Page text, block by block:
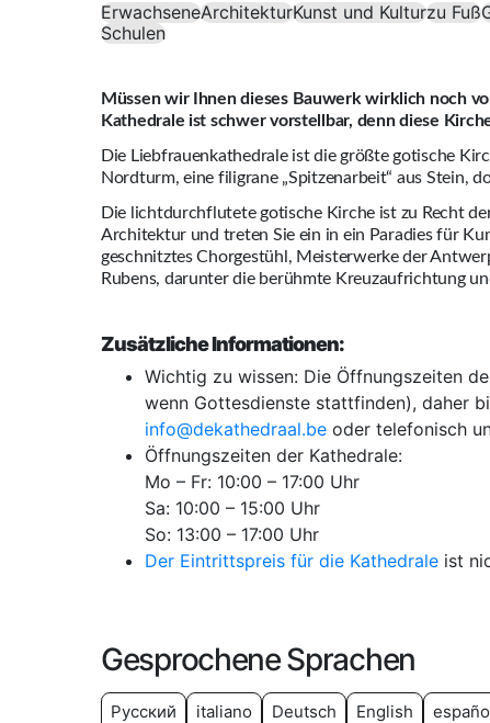
ErwachseneArchitekturKunst und Kulturzu Fuß
Schulen
Müssen wir Ihnen dieses Bauwerk wirklich noch
Kathedrale ist schwer vorstellbar, denn diese
Die Liebfrauenkathedrale ist die größte gotische
Nordturm, eine filigrane „Spitzenarbeit“ aus Stein,
Die lichtdurchflutete gotische Kirche ist zu Recht
Architektur und treten Sie ein in ein Paradies für
geschnitztes Chorgestühl, Meisterwerke der
Rubens, darunter die berühmte Kreuzaufrichtung
Zusätzliche Informationen:
Wichtig zu wissen: Die Öffnungszeiten
wenn Gottesdienste stattfinden), daher
info@dekathedraal.be oder telefonisch
Öffnungszeiten der Kathedrale:
Mo – Fr: 10:00 – 17:00 Uhr
Sa: 10:00 – 15:00 Uhr
So: 13:00 – 17:00 Uhr
Der Eintrittspreis für die Kathedrale ist
Gesprochene Sprachen
Русский italiano Deutsch English